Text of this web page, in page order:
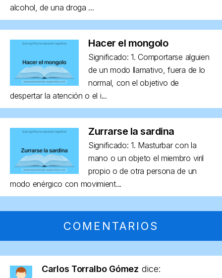
alcohol, de una droga ...
Hacer el mongolo
Significado: 1. Comportarse alguien
de un modo llamativo, fuera de lo
normal, con el objetivo de
despertar la atención o el i...
Zurrarse la sardina
Significado: 1. Masturbar con la
mano o un objeto el miembro viril
propio o de otra persona de un
modo enérgico con movimient...
COMENTARIOS
Carlos Torralbo Gómez dice: